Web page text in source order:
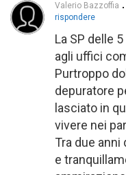
Valerio Bazzoffia
rispondere
La SP delle
agli uffici
Purtroppo
depuratore
lasciato in
vivere nei
Tra due
e